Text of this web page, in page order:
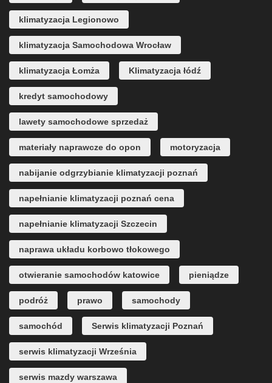
klimatyzacja Legionowo
klimatyzacja Samochodowa Wrocław
klimatyzacja Łomża Klimatyzacja łódź
kredyt samochodowy
lawety samochodowe sprzedaż
materiały naprawcze do opon motoryzacja
nabijanie odgrzybianie klimatyzacji poznań
napełnianie klimatyzacji poznań cena
napełnianie klimatyzacji Szczecin
naprawa układu korbowo tłokowego
otwieranie samochodów katowice pieniądze
podróż prawo samochody
samochód Serwis klimatyzacji Poznań
serwis klimatyzacji Września
serwis mazdy warszawa